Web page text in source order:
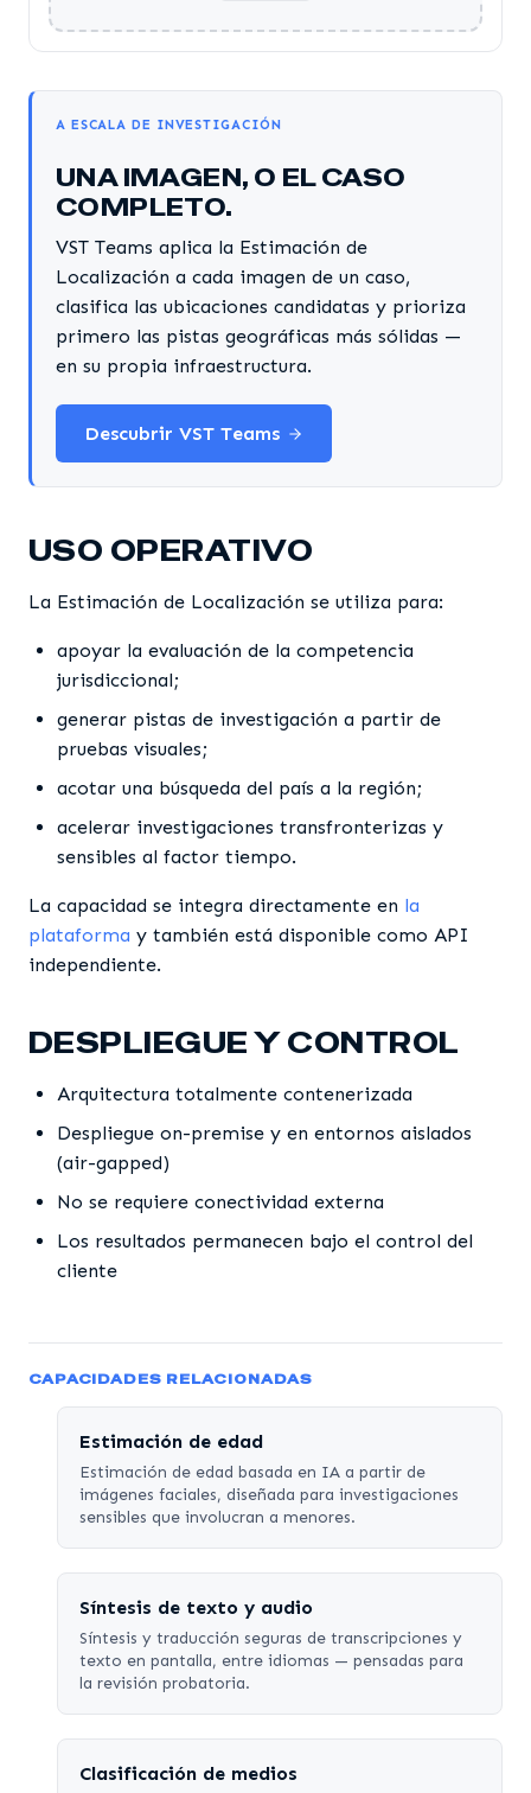
A ESCALA DE INVESTIGACIÓN
UNA IMAGEN, O EL CASO
COMPLETO.
VST Teams aplica la Estimación de
Localización a cada imagen de un caso,
clasifica las ubicaciones candidatas y prioriza
primero las pistas geográficas más sólidas —
en su propia infraestructura.
Descubrir VST Teams
USO OPERATIVO
La Estimación de Localización se utiliza para:
apoyar la evaluación de la competencia
jurisdiccional;
generar pistas de investigación a partir de
pruebas visuales;
acotar una búsqueda del país a la región;
acelerar investigaciones transfronterizas y
sensibles al factor tiempo.
La capacidad se integra directamente en la
plataforma y también está disponible como API
independiente.
DESPLIEGUE Y CONTROL
Arquitectura totalmente contenerizada
Despliegue on-premise y en entornos aislados
(air-gapped)
No se requiere conectividad externa
Los resultados permanecen bajo el control del
cliente
CAPACIDADES RELACIONADAS
Estimación de edad
Estimación de edad basada en IA a partir de
imágenes faciales, diseñada para investigaciones
sensibles que involucran a menores.
Síntesis de texto y audio
Síntesis y traducción seguras de transcripciones y
texto en pantalla, entre idiomas — pensadas para
la revisión probatoria.
Clasificación de medios